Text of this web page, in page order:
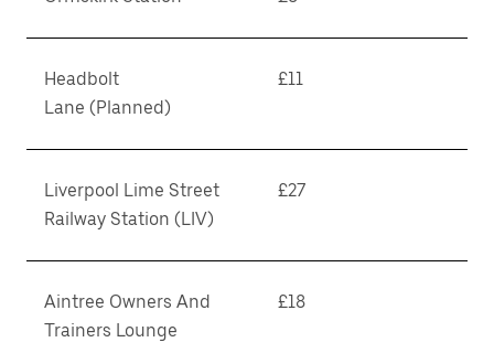
Headbolt
Lane (Planned)
£11
Liverpool Lime Street
Railway Station (LIV)
£27
Aintree Owners And
Trainers Lounge
£18